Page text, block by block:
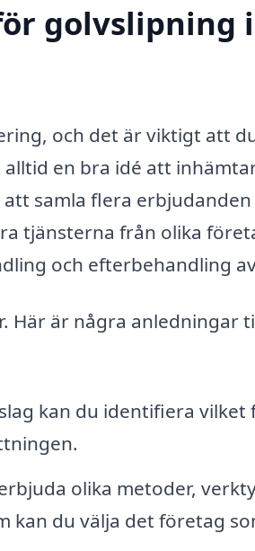
golvslipning i
och det är viktigt att
en bra idé att
att samla flera
tjänsterna från olika
och efterbehandling
Här är några anledningar
kan du identifiera vilket
olika metoder,
kan du välja det företag